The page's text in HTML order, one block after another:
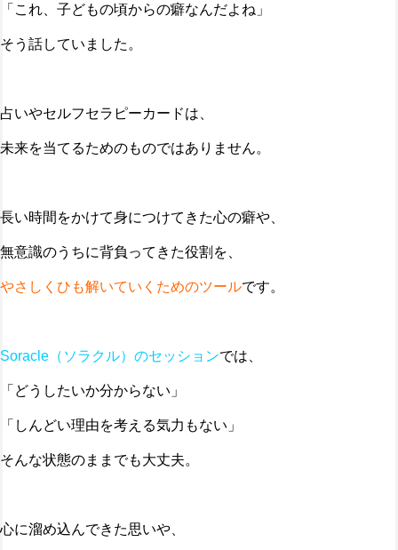
「これ、子どもの頃からの癖なんだよね」
そう話していました。
占いやセルフセラピーカードは、
未来を当てるためのものではありません。
長い時間をかけて身につけてきた心の癖や、
無意識のうちに背負ってきた役割を、
やさしくひも解いていくためのツールです。
Soracle（ソラクル）のセッションでは、
「どうしたいか分からない」
「しんどい理由を考える気力もない」
そんな状態のままでも大丈夫。
心に溜め込んできた思いや、